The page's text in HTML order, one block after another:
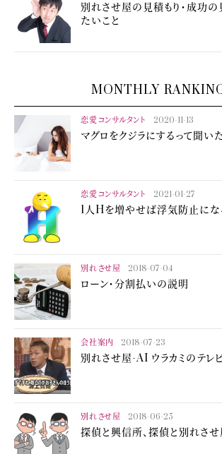
別れさせ屋の見積もり・成功
たいこと
MONTHLY
恋愛コンサルタント 2020-11-13
マグロをクジラにするって聞い
恋愛コンサルタント 2021-01-27
1人Hを増やせば浮気防止にな
別れさせ屋 2018-07-04
ローン・分割払いの説明
会社案内 2018-07-23
別れさせ屋-AI ウラカミのテ
別れさせ屋 2018-06-25
探偵と興信所、探偵と別れさ